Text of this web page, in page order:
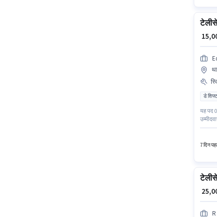
₹
डे शिफ्ट
यह पद
7 दिन
₹